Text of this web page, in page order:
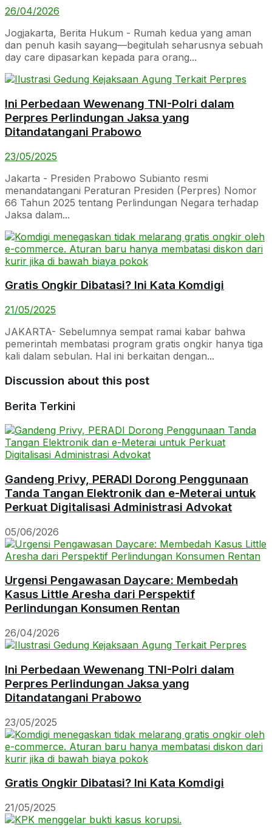
26/04/2026
Jogjakarta, Berita Hukum - Rumah kedua yang aman
dan penuh kasih sayang—begitulah seharusnya sebuah
day care dipasarkan kepada para orang...
Ini Perbedaan Wewenang TNI-Polri dalam
Perpres Perlindungan Jaksa yang
Ditandatangani Prabowo
23/05/2025
Jakarta - Presiden Prabowo Subianto resmi
menandatangani Peraturan Presiden (Perpres) Nomor
66 Tahun 2025 tentang Perlindungan Negara terhadap
Jaksa dalam...
Gratis Ongkir Dibatasi? Ini Kata Komdigi
21/05/2025
JAKARTA- Sebelumnya sempat ramai kabar bahwa
pemerintah membatasi program gratis ongkir hanya tiga
kali dalam sebulan. Hal ini berkaitan dengan...
Discussion about this post
Berita Terkini
Gandeng Privy, PERADI Dorong Penggunaan
Tanda Tangan Elektronik dan e-Meterai untuk
Perkuat Digitalisasi Administrasi Advokat
05/06/2026
Urgensi Pengawasan Daycare: Membedah
Kasus Little Aresha dari Perspektif
Perlindungan Konsumen Rentan
26/04/2026
Ini Perbedaan Wewenang TNI-Polri dalam
Perpres Perlindungan Jaksa yang
Ditandatangani Prabowo
23/05/2025
Gratis Ongkir Dibatasi? Ini Kata Komdigi
21/05/2025